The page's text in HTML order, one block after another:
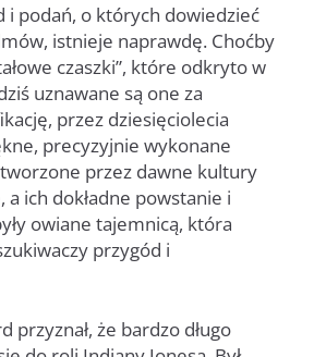
i podań, o których dowiedzieć
istnieje naprawdę. Choćby
czaszki”, które odkryto w
uznawane są one za
przez dziesięciolecia
precyzyjnie wykonane
przez dawne kultury
ich dokładne powstanie i
owiane tajemnicą, która
przygód i
przyznał, że bardzo długo